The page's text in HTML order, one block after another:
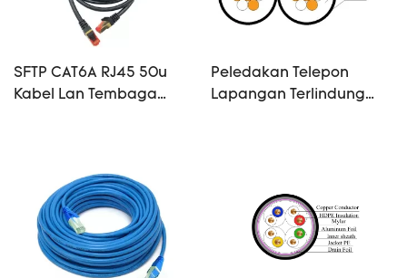
14.0mm 13.0mmStandar /
Sertifikat:Standar Referensi:
2001,ISO/IEC11801,ANSI/TIA/EIA
- 568B,UL444Sertifikat
SFTP CAT6A RJ45 50u
Kabel Lan Tembaga
Peledakan Telepon
Lapangan Terlindung